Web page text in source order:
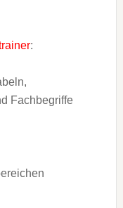
:
Fachbegriffe